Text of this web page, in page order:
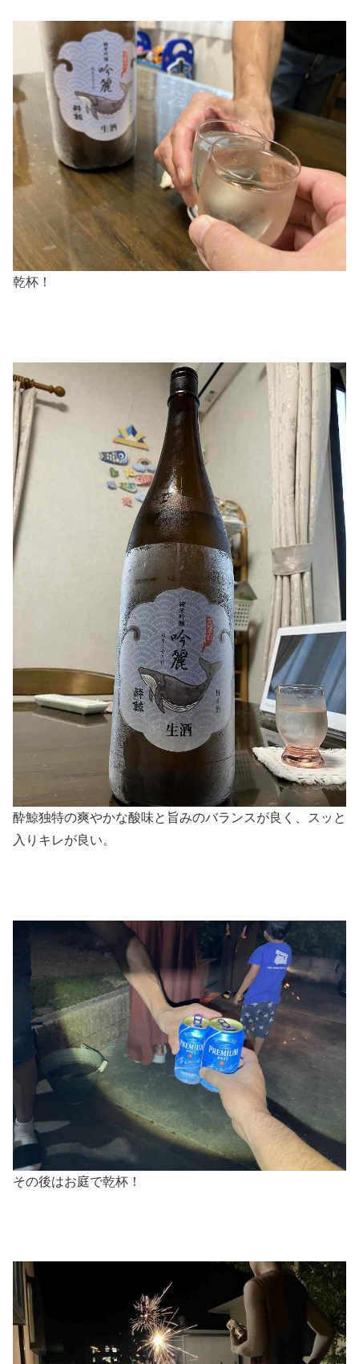
乾杯！
酔鯨独特の爽やかな酸味と旨みのバランスが良く、スッと
入りキレが良い。
その後はお庭で乾杯！